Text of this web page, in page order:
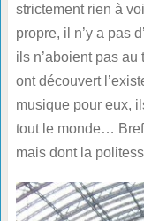
strictement rien à
propre, il n’y a pas
ils n’aboient pas
ont découvert
musique pour eux,
tout le monde…
mais dont la